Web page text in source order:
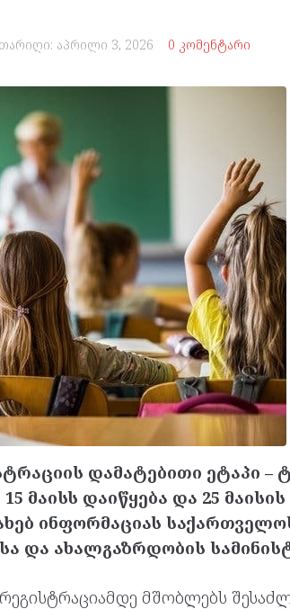
თარიღი: აპრილი 3, 2026 0 კომენტარი
დამატებითი ეტაპი
მაისს დაიწყება და 25
ინფორმაციას
და ახალგაზრდობის
მშობლებს